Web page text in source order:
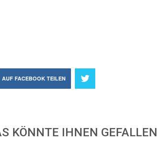
AUF FACEBOOK TEILEN
KÖNNTE IHNEN GEFALLEN